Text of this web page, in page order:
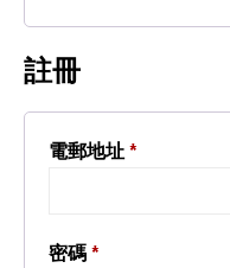
註冊
電郵地址 *
密碼 *